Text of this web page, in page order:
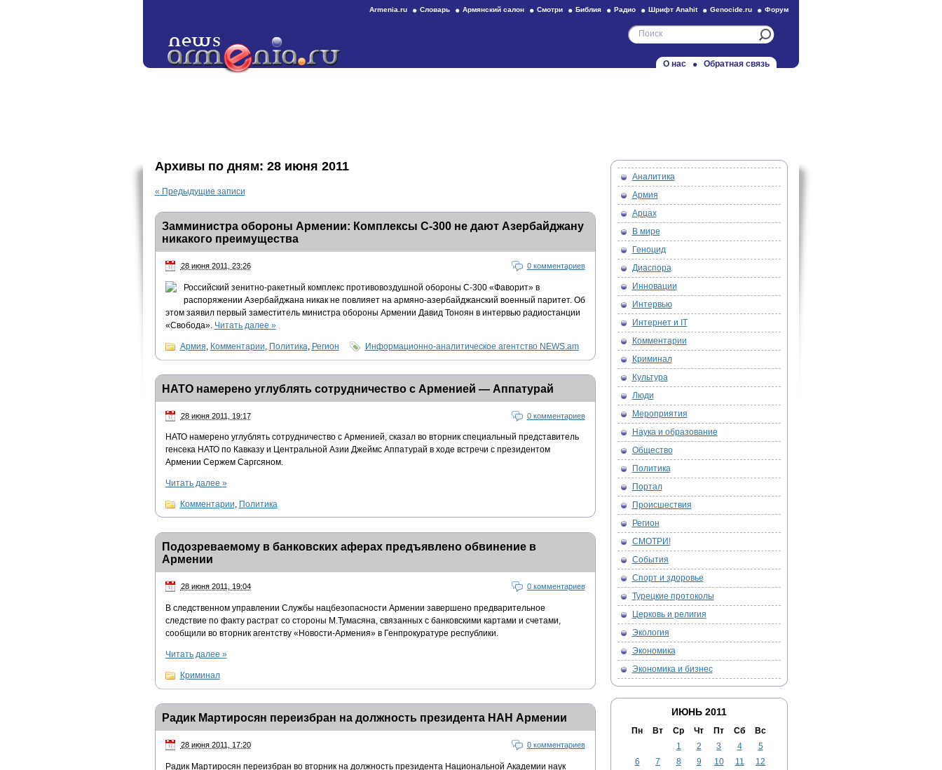
Armenia.ru Словарь Армянский салон Смотри Библия Радио Шрифт Anahit Genocide.ru Форум
О нас Обратная связь
Архивы по дням: 28 июня 2011
« Предыдущие записи
Замминистра обороны Армении: Комплексы C-300 не дают Азербайджану
никакого преимущества
28 июня 2011, 23:26 0 комментариев
Российский зенитно-ракетный комплекс противовоздушной обороны С-300 «Фаворит» в
распоряжении Азербайджана никак не повлияет на армяно-азербайджанский военный паритет. Об
этом заявил первый заместитель министра обороны Армении Давид Тоноян в интервью радиостанции
«Свобода». Читать далее »
Армия Комментарии Политика Регион Информационно-аналитическое агентство NEWS.am
НАТО намерено углублять сотрудничество с Арменией — Аппатурай
28 июня 2011, 19:17 0 комментариев
НАТО намерено углублять сотрудничество с Арменией, сказал во вторник специальный представитель
генсека НАТО по Кавказу и Центральной Азии Джеймс Аппатурай в ходе встречи с президентом
Армении Сержем Саргсяном.
Читать далее »
Комментарии, Политика
Подозреваемому в банковских аферах предъявлено обвинение в
Армении
28 июня 2011, 19:04 0 комментариев
В следственном управлении Службы нацбезопасности Армении завершено предварительное
следствие по факту растрат со стороны М.Тумасяна, связанных с банковскими картами и счетами,
сообщили во вторник агентству «Новости-Армения» в Генпрокуратуре республики.
Читать далее »
Криминал
Радик Мартиросян переизбран на должность президента НАН Армении
28 июня 2011, 17:20 0 комментариев
Радик Мартиросян переизбран во вторник на должность президента Национальной Академии наук
Аналитика
Армия
Арцах
В мире
Геноцид
Диаспора
Инновации
Интервью
Интернет и IT
Комментарии
Криминал
Культура
Люди
Мероприятия
Наука и образование
Общество
Политика
Портал
Происшествия
Регион
СМОТРИ!
События
Спорт и здоровье
Турецкие протоколы
Церковь и религия
Экология
Экономика
Экономика и бизнес
ИЮНЬ 2011
Пн Вт Ср Чт Пт Сб Вс
1 2 3 4
5
6
7 8 9 10 11
12